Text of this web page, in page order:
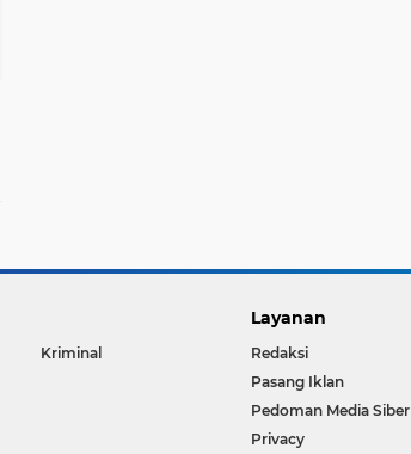
Kriminal
Layanan
Redaksi
Pasang Iklan
Pedoman Media Siber
Privacy